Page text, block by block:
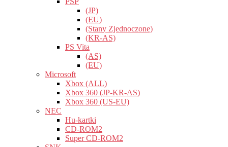
(JP)
(EU)
(Stany Zjednoczone)
(KR-AS)
PS Vita
(AS)
(EU)
Microsoft
Xbox (ALL)
Xbox 360 (JP-KR-AS)
Xbox 360 (US-EU)
NEC
Hu-kartki
CD-ROM2
Super CD-ROM2